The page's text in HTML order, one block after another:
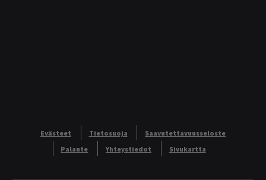
Evästeet Tietosuoja
Saavutettavuusseloste
Palaute
Yhteystiedot Sivukartta